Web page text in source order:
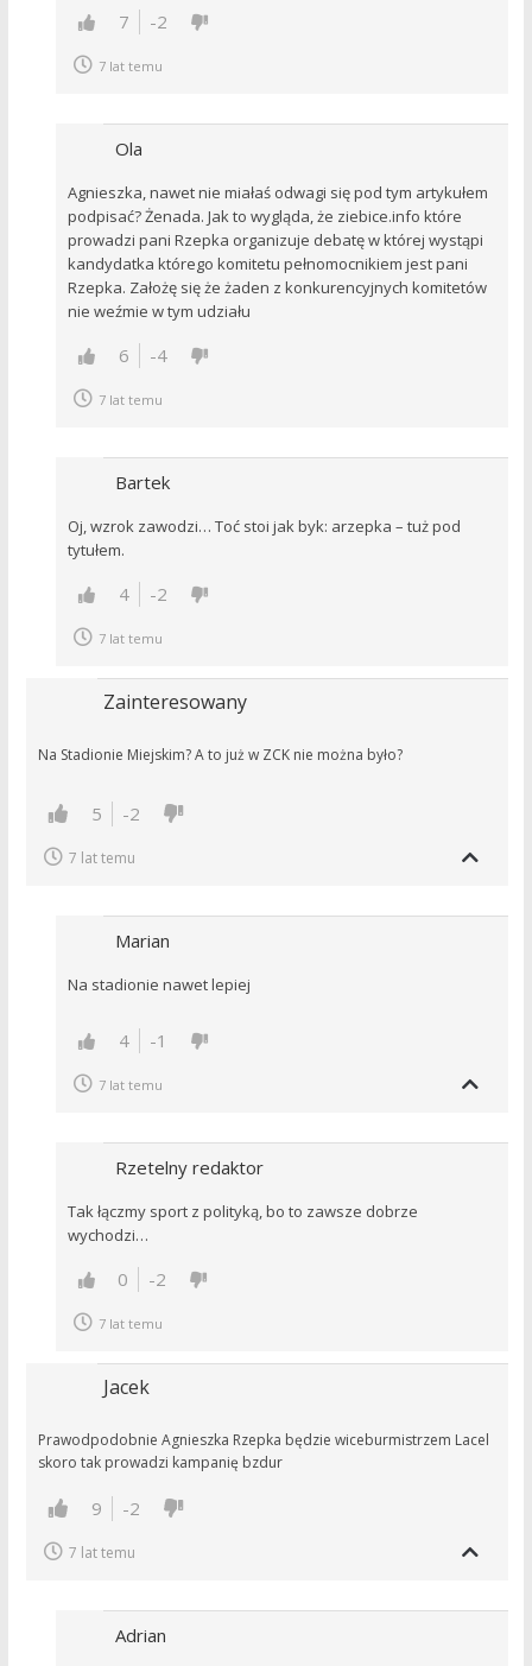
7 -2
7 lat temu
Ola
Agnieszka, nawet nie miałaś odwagi się pod tym artykułem
podpisać? Żenada. Jak to wygląda, że ziebice.info które
prowadzi pani Rzepka organizuje debatę w której wystąpi
kandydatka którego komitetu pełnomocnikiem jest pani
Rzepka. Założę się że żaden z konkurencyjnych komitetów
nie weźmie w tym udziału
6 -4
7 lat temu
Bartek
Oj, wzrok zawodzi… Toć stoi jak byk: arzepka – tuż pod
tytułem.
4 -2
7 lat temu
Zainteresowany
Na Stadionie Miejskim? A to już w ZCK nie można było?
5 -2
7 lat temu
Marian
Na stadionie nawet lepiej
4 -1
7 lat temu
Rzetelny redaktor
Tak łączmy sport z polityką, bo to zawsze dobrze
wychodzi…
0 -2
7 lat temu
Jacek
Prawodpodobnie Agnieszka Rzepka będzie wiceburmistrzem Lacel
skoro tak prowadzi kampanię bzdur
9 -2
7 lat temu
Adrian